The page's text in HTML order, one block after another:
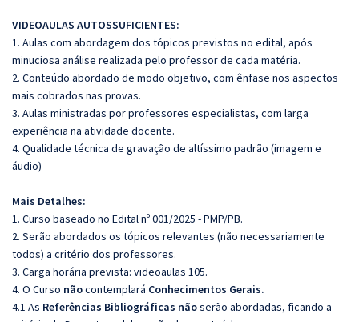
VIDEOAULAS AUTOSSUFICIENTES:
1. Aulas com abordagem dos tópicos previstos no edital, após
minuciosa análise realizada pelo professor de cada matéria.
2. Conteúdo abordado de modo objetivo, com ênfase nos aspectos
mais cobrados nas provas.
3. Aulas ministradas por professores especialistas, com larga
experiência na atividade docente.
4. Qualidade técnica de gravação de altíssimo padrão (imagem e
áudio)
Mais Detalhes:
1. Curso baseado no Edital nº 001/2025 - PMP/PB.
2. Serão abordados os tópicos relevantes (não necessariamente
todos) a critério dos professores.
3. Carga horária prevista: videoaulas 105.
4. O Curso nãocontemplará Conhecimentos Gerais.
4.1 As Referências Bibliográficas nãoserão abordadas, ficando a